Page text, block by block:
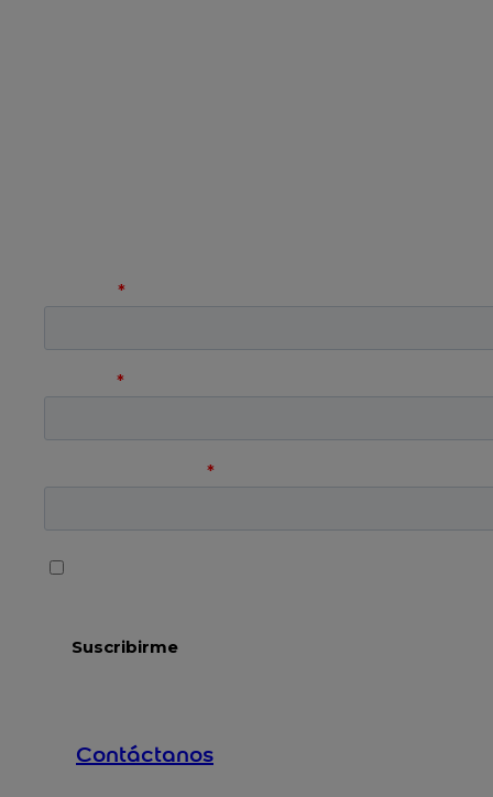
Contáctanos